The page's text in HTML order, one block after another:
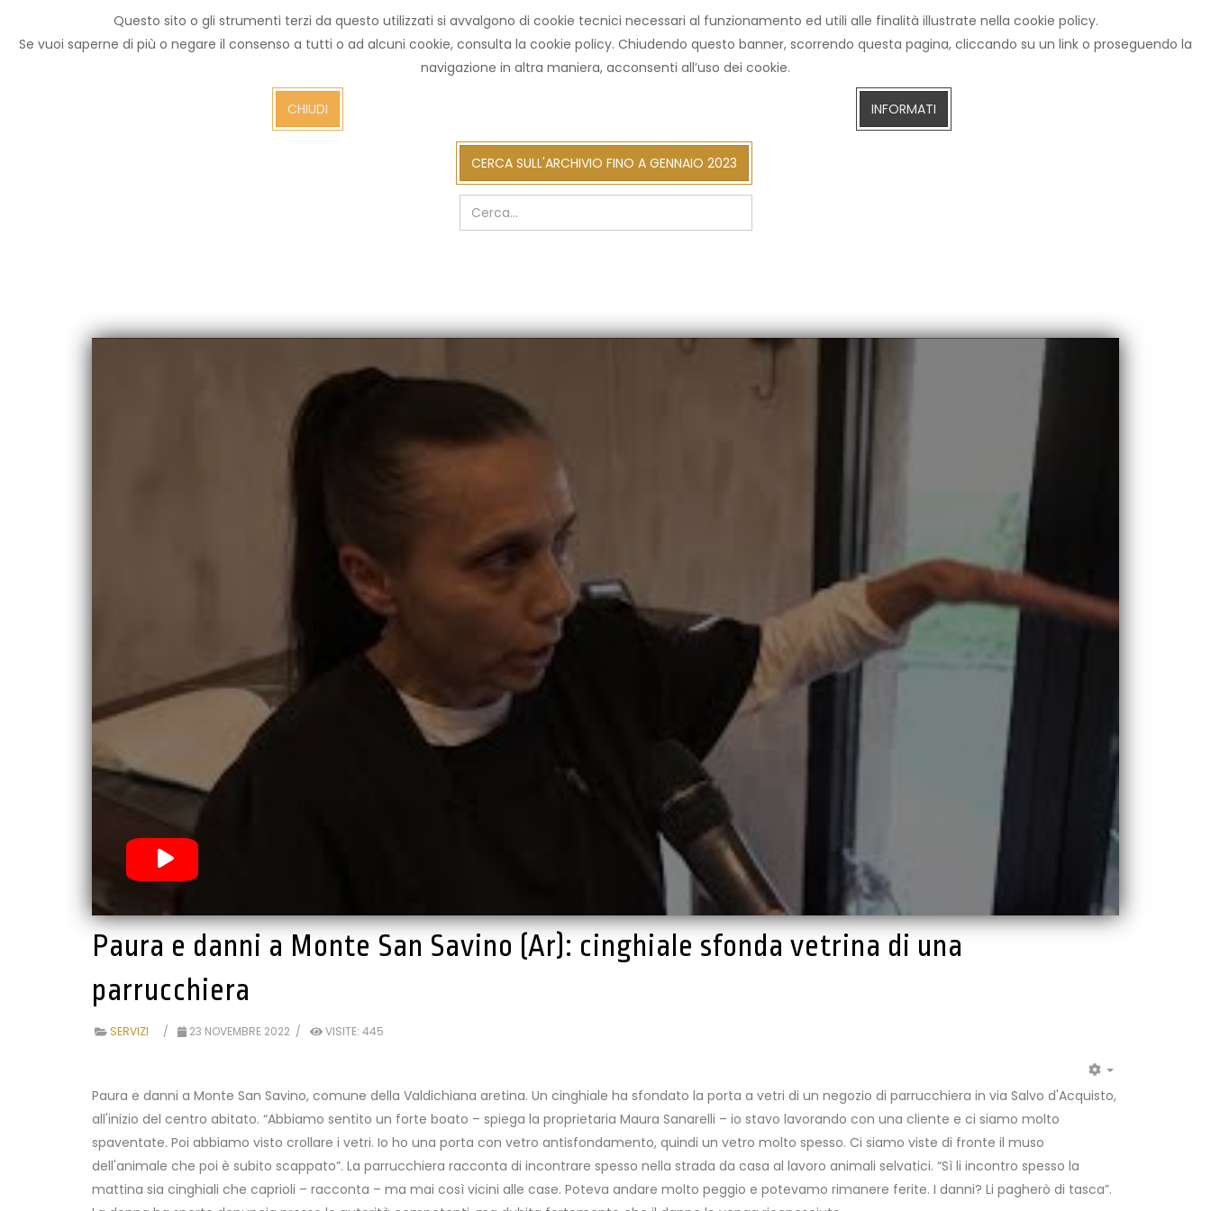
Questo sito o gli strumenti terzi da questo utilizzati si avvalgono di cookie tecnici necessari al funzionamento ed utili alle finalità illustrate nella cookie policy.
Se vuoi saperne di più o negare il consenso a tutti o ad alcuni cookie, consulta la cookie policy. Chiudendo questo banner, scorrendo questa pagina, cliccando su un link o proseguendo la
navigazione in altra maniera, acconsenti all’uso dei cookie.
CHIUDI INFORMATI
Archivio notizie
Arezzo TV
DIRETTA STREAMING
CERCA SULL'ARCHIVIO FINO A GENNAIO 2023
sull'archivio
a
Paura e danni a Monte San Savino (Ar): cinghiale sfonda vetrina di una
parrucchiera
SERVIZI 23 NOVEMBRE 2022 VISITE: 445
Paura e danni a Monte San Savino, comune della Valdichiana aretina. Un cinghiale ha sfondato la porta a vetri di un negozio di parrucchiera in via Salvo d'Acquisto,
all'inizio del centro abitato. “Abbiamo sentito un forte boato – spiega la proprietaria Maura Sanarelli – io stavo lavorando con una cliente e ci siamo molto
spaventate. Poi abbiamo visto crollare i vetri. Io ho una porta con vetro antisfondamento, quindi un vetro molto spesso. Ci siamo viste di fronte il muso
dell'animale che poi è subito scappato”. La parrucchiera racconta di incontrare spesso nella strada da casa al lavoro animali selvatici. “Sì li incontro spesso la
mattina sia cinghiali che caprioli – racconta – ma mai così vicini alle case. Poteva andare molto peggio e potevamo rimanere ferite. I danni? Li pagherò di tasca”.